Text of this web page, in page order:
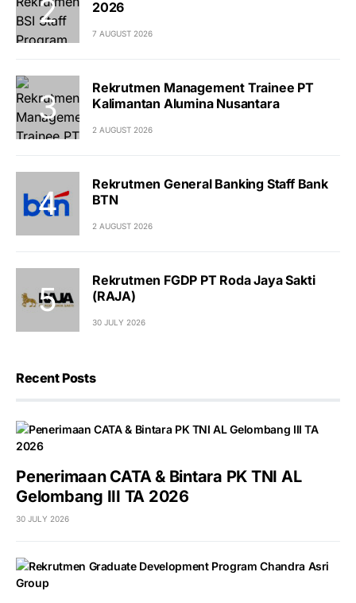
2026
7 AUGUST 2026
Rekrutmen Management Trainee PT
Kalimantan Alumina Nusantara
2 AUGUST 2026
Rekrutmen General Banking Staff Bank
BTN
2 AUGUST 2026
Rekrutmen FGDP PT Roda Jaya Sakti
(RAJA)
30 JULY 2026
Recent Posts
Penerimaan CATA & Bintara PK TNI AL
Gelombang III TA 2026
30 JULY 2026